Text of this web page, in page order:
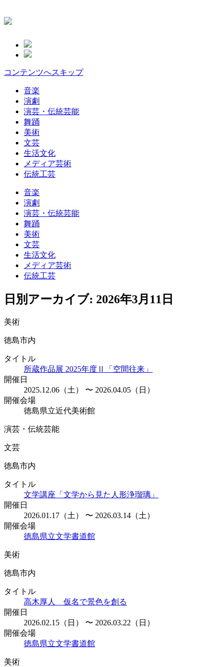
コンテンツへスキップ
音楽
演劇
演芸・伝統芸能
舞踊
美術
文芸
生活文化
メディア芸術
伝統工芸
音楽
演劇
演芸・伝統芸能
舞踊
美術
文芸
生活文化
メディア芸術
伝統工芸
日別アーカイブ: 2026年3月11日
美術
徳島市内
タイトル
所蔵作品展 2025年度Ⅱ「空間往来」
開催日
2025.12.06（土） 〜 2026.04.05（日）
開催会場
徳島県立近代美術館
演芸・伝統芸能
文芸
徳島市内
タイトル
文学講座「文学から見た人形浄瑠璃」
開催日
2026.01.17（土） 〜 2026.03.14（土）
開催会場
徳島県立文学書道館
美術
徳島市内
タイトル
高木厚人 仮名で景色を創る
開催日
2026.02.15（日） 〜 2026.03.22（日）
開催会場
徳島県立文学書道館
美術